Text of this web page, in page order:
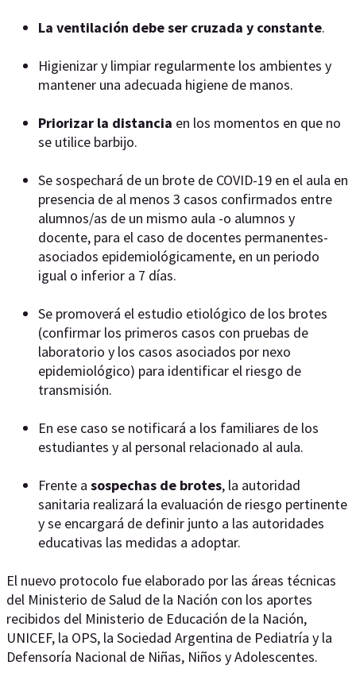
La ventilación debe ser cruzada y constante.
Higienizar y limpiar regularmente los ambientes y
mantener una adecuada higiene de manos.
Priorizar la distancia en los momentos en que no
se utilice barbijo.
Se sospechará de un brote de COVID-19 en el aula en
presencia de al menos 3 casos confirmados entre
alumnos/as de un mismo aula -o alumnos y
docente, para el caso de docentes permanentes-
asociados epidemiológicamente, en un periodo
igual o inferior a 7 días.
Se promoverá el estudio etiológico de los brotes
(confirmar los primeros casos con pruebas de
laboratorio y los casos asociados por nexo
epidemiológico) para identificar el riesgo de
transmisión.
En ese caso se notificará a los familiares de los
estudiantes y al personal relacionado al aula.
Frente a sospechas de brotes, la autoridad
sanitaria realizará la evaluación de riesgo pertinente
y se encargará de definir junto a las autoridades
educativas las medidas a adoptar.
El nuevo protocolo fue elaborado por las áreas técnicas
del Ministerio de Salud de la Nación con los aportes
recibidos del Ministerio de Educación de la Nación,
UNICEF, la OPS, la Sociedad Argentina de Pediatría y la
Defensoría Nacional de Niñas, Niños y Adolescentes.